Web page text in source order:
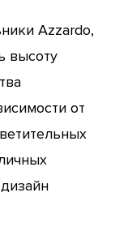
Azzardo,
высоту
от